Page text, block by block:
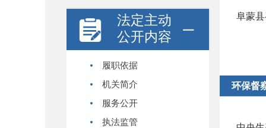
法定主动
公开内容
履职依据
机关简介
服务公开
执法监管
阜蒙
环保督